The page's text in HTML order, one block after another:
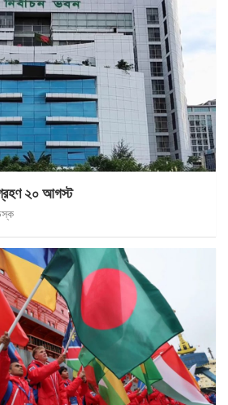
গ্রহণ ২০ আগস্ট